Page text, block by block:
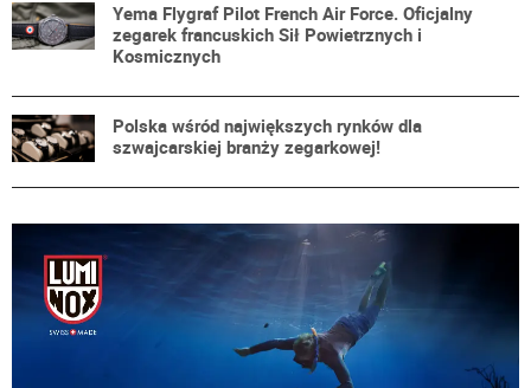
Yema Flygraf Pilot French Air Force. Oficjalny
zegarek francuskich Sił Powietrznych i
Kosmicznych
Polska wśród największych rynków dla
szwajcarskiej branży zegarkowej!